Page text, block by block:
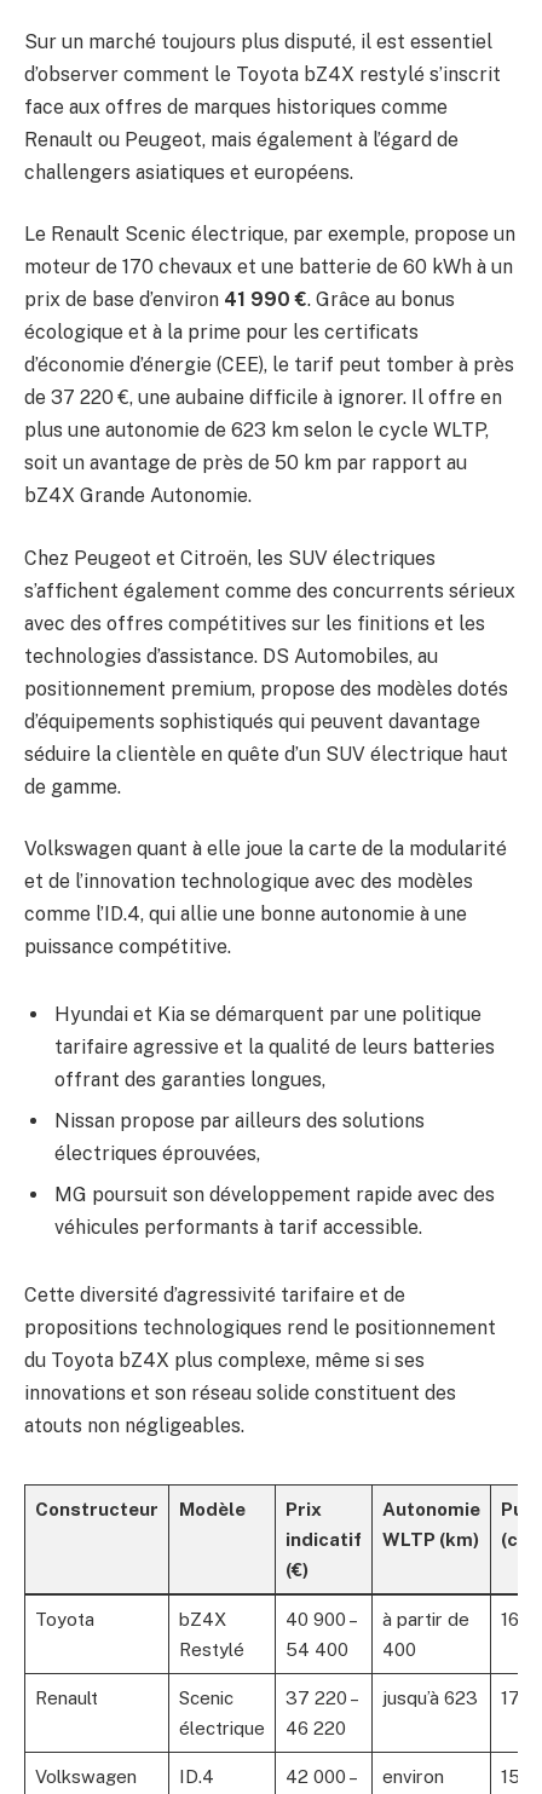
Sur un marché toujours plus disputé, il est essentiel
d’observer comment le Toyota bZ4X restylé s’inscrit
face aux offres de marques historiques comme
Renault ou Peugeot, mais également à l’égard de
challengers asiatiques et européens.
Le Renault Scenic électrique, par exemple, propose un
moteur de 170 chevaux et une batterie de 60 kWh à un
prix de base d’environ 41 990 €. Grâce au bonus
écologique et à la prime pour les certificats
d’économie d’énergie (CEE), le tarif peut tomber à près
de 37 220 €, une aubaine difficile à ignorer. Il offre en
plus une autonomie de 623 km selon le cycle WLTP,
soit un avantage de près de 50 km par rapport au
bZ4X Grande Autonomie.
Chez Peugeot et Citroën, les SUV électriques
s’affichent également comme des concurrents sérieux
avec des offres compétitives sur les finitions et les
technologies d’assistance. DS Automobiles, au
positionnement premium, propose des modèles dotés
d’équipements sophistiqués qui peuvent davantage
séduire la clientèle en quête d’un SUV électrique haut
de gamme.
Volkswagen quant à elle joue la carte de la modularité
et de l’innovation technologique avec des modèles
comme l’ID.4, qui allie une bonne autonomie à une
puissance compétitive.
Hyundai et Kia se démarquent par une politique
tarifaire agressive et la qualité de leurs batteries
offrant des garanties longues,
Nissan propose par ailleurs des solutions
électriques éprouvées,
MG poursuit son développement rapide avec des
véhicules performants à tarif accessible.
Cette diversité d’agressivité tarifaire et de
propositions technologiques rend le positionnement
du Toyota bZ4X plus complexe, même si ses
innovations et son réseau solide constituent des
atouts non négligeables.
Constructeur Modèle
Prix
indicatif
(€)
Autonomie
WLTP (km)
(ch)
Toyota
bZ4X
Restylé
40 900 –
54 400
à partir de
400
163
Renault
Scenic
électrique
37 220 –
46 220
jusqu’à 623 170
Volkswagen ID.4 42 000 – environ 150